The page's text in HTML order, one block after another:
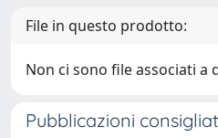
File in questo prodotto:
Non ci sono file associati a
Pubblicazioni